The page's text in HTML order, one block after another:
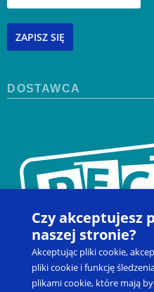
ZAPISZ SIĘ
DOSTAWCA
Czy akceptujesz
naszej stronie?
Akceptując pliki cookie,
pliki cookie i funkcję
plikami cookie, które mają